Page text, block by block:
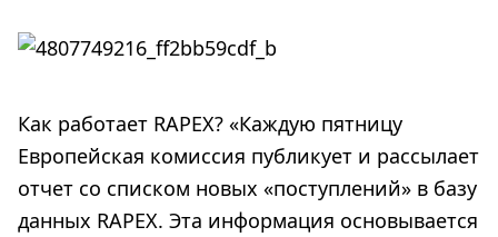
Как работает RAPEX? «Каждую пятницу
Европейская комиссия публикует и рассылает
отчет со списком новых «поступлений» в базу
данных RAPEX. Эта информация основывается